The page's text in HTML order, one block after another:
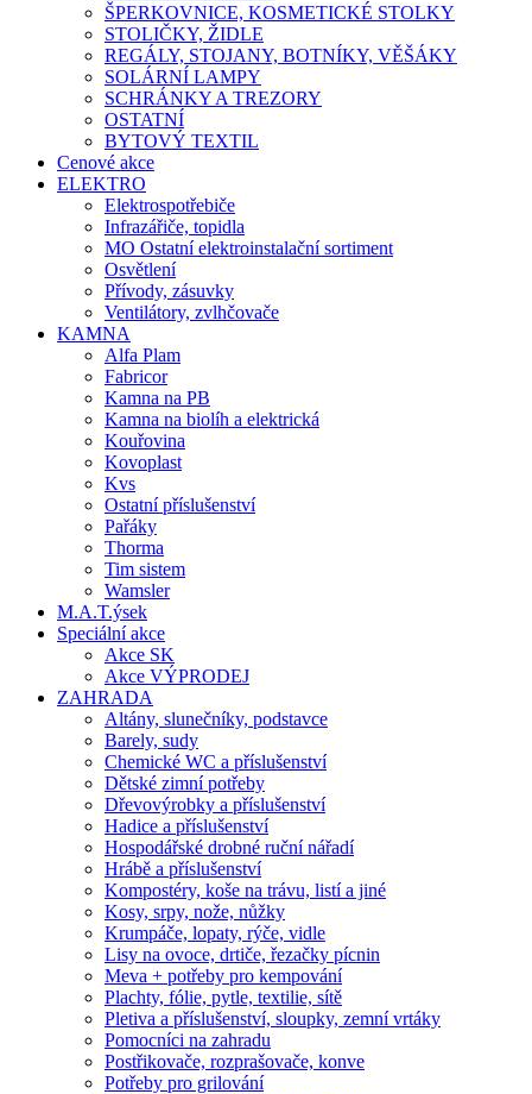
ŠPERKOVNICE, KOSMETICKÉ STOLKY
STOLIČKY, ŽIDLE
REGÁLY, STOJANY, BOTNÍKY, VĚŠÁKY
SOLÁRNÍ LAMPY
SCHRÁNKY A TREZORY
OSTATNÍ
BYTOVÝ TEXTIL
Cenové akce
ELEKTRO
Elektrospotřebiče
Infrazářiče, topidla
MO Ostatní elektroinstalační sortiment
Osvětlení
Přívody, zásuvky
Ventilátory, zvlhčovače
KAMNA
Alfa Plam
Fabricor
Kamna na PB
Kamna na biolíh a elektrická
Kouřovina
Kovoplast
Kvs
Ostatní příslušenství
Pařáky
Thorma
Tim sistem
Wamsler
M.A.T.ýsek
Speciální akce
Akce SK
Akce VÝPRODEJ
ZAHRADA
Altány, slunečníky, podstavce
Barely, sudy
Chemické WC a příslušenství
Dětské zimní potřeby
Dřevovýrobky a příslušenství
Hadice a příslušenství
Hospodářské drobné ruční nářadí
Hrábě a příslušenství
Kompostéry, koše na trávu, listí a jiné
Kosy, srpy, nože, nůžky
Krumpáče, lopaty, rýče, vidle
Lisy na ovoce, drtiče, řezačky pícnin
Meva + potřeby pro kempování
Plachty, fólie, pytle, textilie, sítě
Pletiva a příslušenství, sloupky, zemní vrtáky
Pomocníci na zahradu
Postřikovače, rozprašovače, konve
Potřeby pro grilování